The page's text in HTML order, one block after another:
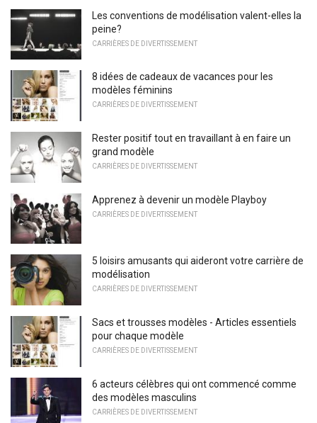
Les conventions de modélisation valent-elles la
peine?
CARRIÈRES DE DIVERTISSEMENT
8 idées de cadeaux de vacances pour les
modèles féminins
CARRIÈRES DE DIVERTISSEMENT
Rester positif tout en travaillant à en faire un
grand modèle
CARRIÈRES DE DIVERTISSEMENT
Apprenez à devenir un modèle Playboy
CARRIÈRES DE DIVERTISSEMENT
5 loisirs amusants qui aideront votre carrière de
modélisation
CARRIÈRES DE DIVERTISSEMENT
Sacs et trousses modèles - Articles essentiels
pour chaque modèle
CARRIÈRES DE DIVERTISSEMENT
6 acteurs célèbres qui ont commencé comme
des modèles masculins
CARRIÈRES DE DIVERTISSEMENT